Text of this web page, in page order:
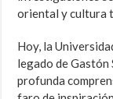
oriental y cultura
Hoy, la
legado de Gastón
profunda